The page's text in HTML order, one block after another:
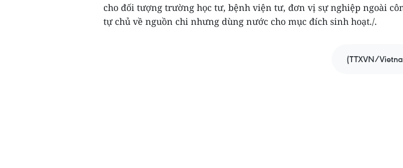
cho đối tượng trường học tư, bệnh viện tư, đơn vị sự nghiệp ngoài
tự chủ về nguồn chi nhưng dùng nước cho mục đích sinh hoạt./.
(TTXVN/